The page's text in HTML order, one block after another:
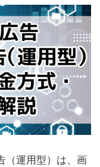
（運用型）は、画